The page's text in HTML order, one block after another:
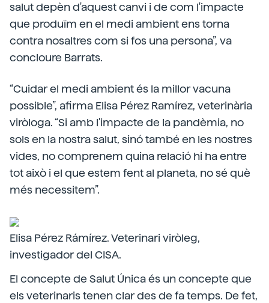
salut depèn d'aquest canvi i de com l'impacte
que produïm en el medi ambient ens torna
contra nosaltres com si fos una persona”, va
concloure Barrats.
“Cuidar el medi ambient és la millor vacuna
possible”, afirma Elisa Pérez Ramírez, veterinària
viròloga. “Si amb l'impacte de la pandèmia, no
sols en la nostra salut, sinó també en les nostres
vides, no comprenem quina relació hi ha entre
tot això i el que estem fent al planeta, no sé què
més necessitem”.
Elisa Pérez Rámírez. Veterinari viròleg,
investigador del CISA.
El concepte de Salut Única és un concepte que
els veterinaris tenen clar des de fa temps. De fet,